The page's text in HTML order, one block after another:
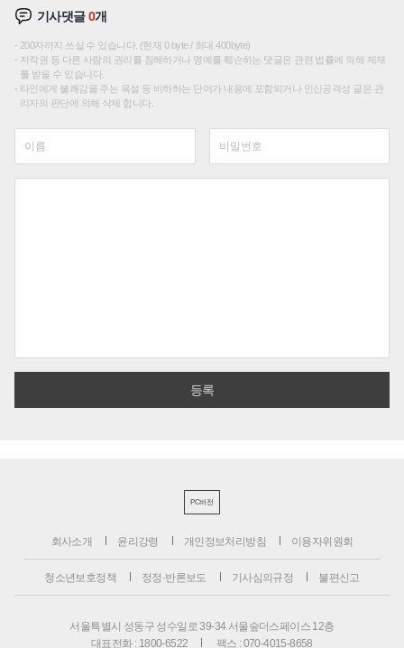
기사댓글0개
200자까지 쓰실 수 있습니다. (현재 0 byte / 최대 400byte)
저작권 등 다른 사람의 권리를 침해하거나 명예를 훼손하는 댓글은 관련 법률에 의해 제재
를 받을 수 있습니다.
타인에게 불쾌감을 주는 욕설 등 비하하는 단어가 내용에 포함되거나 인신공격성 글은 관
리자의 판단에 의해 삭제 합니다.
PC버전
회사소개 윤리강령 개인정보처리방침 이용자위원회
청소년보호정책 정정·반론보도 기사심의규정 불편신고
서울특별시 성동구 성수일로 39-34 서울숲더스페이스 12층
대표전화 : 1800-6522
팩스 : 070-4015-8658